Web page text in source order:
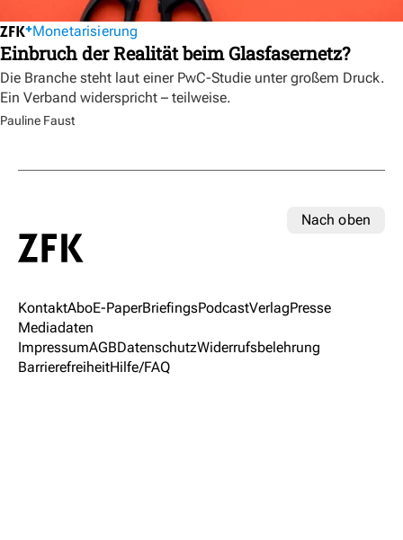
Monetarisierung
Einbruch der Realität beim Glasfasernetz?
Die Branche steht laut einer PwC-Studie unter großem Druck.
Ein Verband widerspricht – teilweise.
Pauline Faust
Nach oben
KontaktAboE-PaperBriefingsPodcastVerlagPresse
Mediadaten
ImpressumAGBDatenschutzWiderrufsbelehrung
BarrierefreiheitHilfe/FAQ